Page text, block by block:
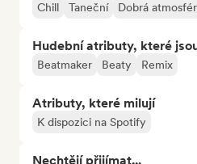
Chill Taneční Dobrá
Hudební atributy, které
Beatmaker Beaty Remix
Atributy, které milují
K dispozici na Spotify
Nechtějí přijímat...